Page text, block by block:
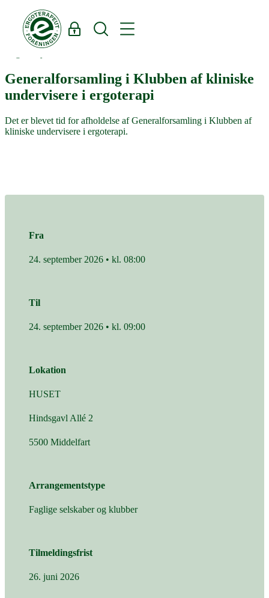
Log ind Søg
Generalforsamling i Klubben af kliniske
undervisere i ergoterapi
Det er blevet tid for afholdelse af Generalforsamling i Klubben af
kliniske undervisere i ergoterapi.
Fra
24. september 2026 • kl. 08:00
Til
24. september 2026 • kl. 09:00
Lokation
HUSET
Hindsgavl Allé 2
5500 Middelfart
Arrangementstype
Faglige selskaber og klubber
Tilmeldingsfrist
26. juni 2026